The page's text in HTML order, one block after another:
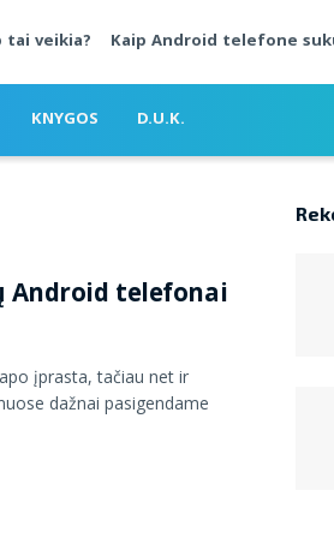
tai veikia? Kaip Android telefone
KNYGOS D.U.K.
Android telefonai
įprasta, tačiau net ir
dažnai pasigendame